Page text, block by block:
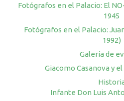
Fotógrafos en el Palacio: El
1945
Fotógrafos en el Palacio:
1992)
Galería de
Giacomo Casanova y
Infante Don Luis